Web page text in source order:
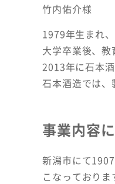
竹内佑介様
1979年生まれ
大学卒業後、教
2013年に石本酒
石本酒造では、
事業内容
新潟市にて
こなっておりま